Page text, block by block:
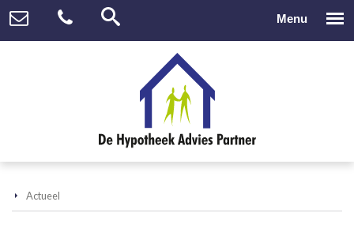
Actueel